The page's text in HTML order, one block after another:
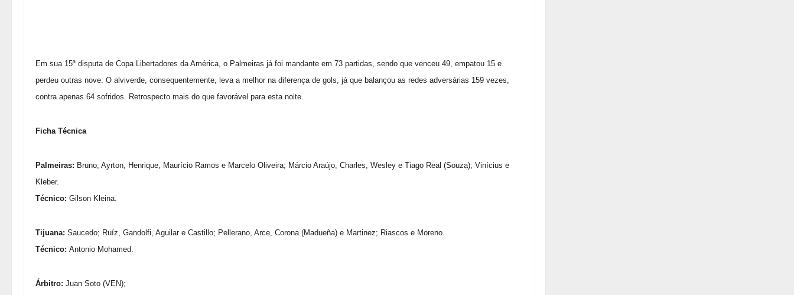
Em sua 15ª disputa de Copa Libertadores da América, o Palmeiras já foi mandante em 73 partidas, sendo que venceu 49, empatou 15 e
perdeu outras nove. O alviverde, consequentemente, leva a melhor na diferença de gols, já que balançou as redes adversárias 159 vezes,
contra apenas 64 sofridos. Retrospecto mais do que favorável para esta noite.
Ficha Técnica
Palmeiras: Bruno; Ayrton, Henrique, Maurício Ramos e Marcelo Oliveira; Márcio Araújo, Charles, Wesley e Tiago Real (Souza); Vinícius e
Kleber.
Técnico: Gilson Kleina.
Tijuana: Saucedo; Ruíz, Gandolfi, Aguilar e Castillo; Pellerano, Arce, Corona (Madueña) e Martinez; Riascos e Moreno.
Técnico: Antonio Mohamed.
Árbitro: Juan Soto (VEN);